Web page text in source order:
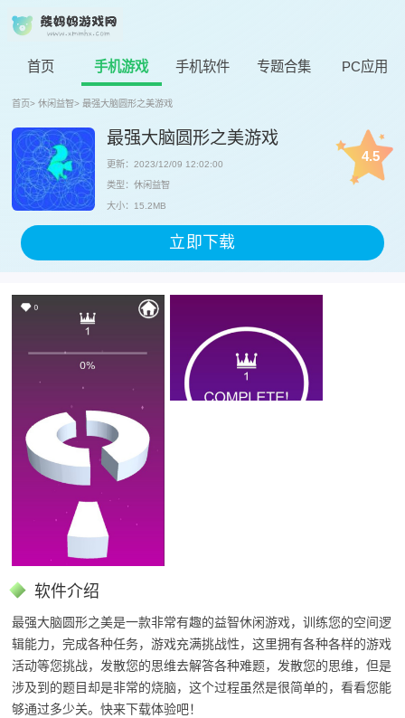
首页 手机游戏 手机软件 专题合集 PC应用
首页> 休闲益智> 最强大脑圆形之美游戏
最强大脑圆形之美游戏
更新：2023/12/09 12:02:00
类型：休闲益智
大小：15.2MB
4.5
立即下载
软件介绍
最强大脑圆形之美是一款非常有趣的益智休闲游戏，训练您的空间逻
辑能力，完成各种任务，游戏充满挑战性，这里拥有各种各样的游戏
活动等您挑战，发散您的思维去解答各种难题，发散您的思维，但是
涉及到的题目却是非常的烧脑，这个过程虽然是很简单的，看看您能
够通过多少关。快来下载体验吧！